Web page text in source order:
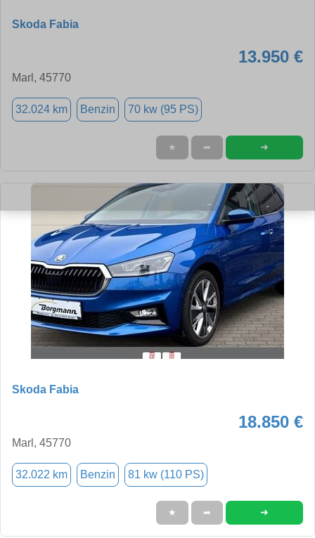
Skoda Fabia
13.950 €
Marl, 45770
32.024 km Benzin 70 kw (95 PS)
★ ➦ ➜
Skoda Fabia
18.850 €
Marl, 45770
32.022 km Benzin 81 kw (110 PS)
★ ➦ ➜